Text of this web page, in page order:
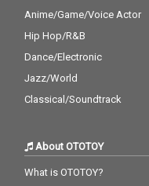
Anime/Game/Voice Actor
Hip Hop/R&B
Dance/Electronic
Jazz/World
Classical/Soundtrack
About OTOTOY
What is OTOTOY?